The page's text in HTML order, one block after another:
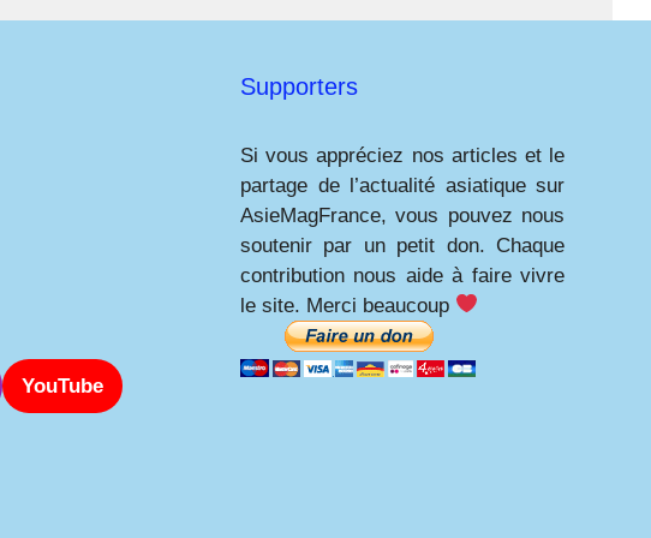
YouTube
Supporters
Si vous appréciez nos articles et le
partage de l’actualité asiatique sur
AsieMagFrance, vous pouvez nous
soutenir par un petit don. Chaque
contribution nous aide à faire vivre
le site. Merci beaucoup